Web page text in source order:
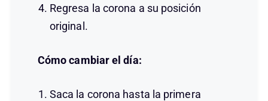
Regresa la corona a su posición
original.
Cómo cambiar el día:
Saca la corona hasta la primera